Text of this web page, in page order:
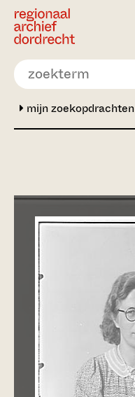
Ga direct naar de inhoud
mijn zoekopdrachten